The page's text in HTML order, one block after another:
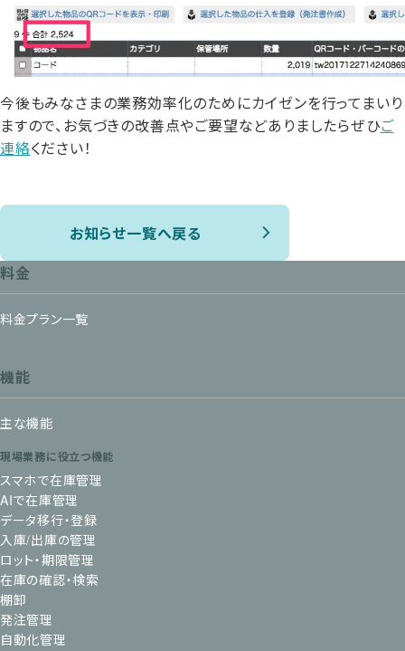
今後もみなさまの業務効率化のためにカイゼンを行ってまいり
ますので、お気づきの改善点やご要望などありましたらぜひご
連絡ください！
お知らせ一覧へ戻る
料金
料金プラン一覧
機能
主な機能
現場業務に役立つ機能
スマホで在庫管理
AIで在庫管理
データ移行・登録
入庫/出庫の管理
ロット・期限管理
在庫の確認・検索
棚卸
発注管理
自動化管理